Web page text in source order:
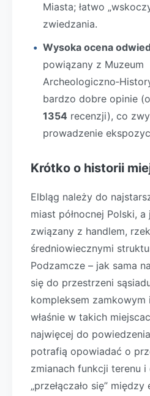
Miasta; łatwo
zwiedzania.
Wysoka ocena
powiązany z Muzeum
bardzo dobre opinie
1354 recenzji), co
prowadzenie
Krótko o historii
Elbląg należy do
miast północnej Polski,
związany z handlem,
średniowiecznymi
Podzamcze – jak sama
się do przestrzeni
kompleksem zamkowym
właśnie w takich
najwięcej do
potrafią opowiadać o
zmianach funkcji terenu
„przełączało się”